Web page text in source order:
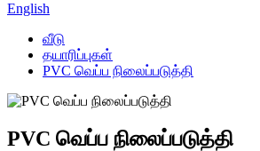
English
வீடு
தயாரிப்புகள்
PVC வெப்ப நிலைப்படுத்தி
PVC வெப்ப நிலைப்படுத்தி